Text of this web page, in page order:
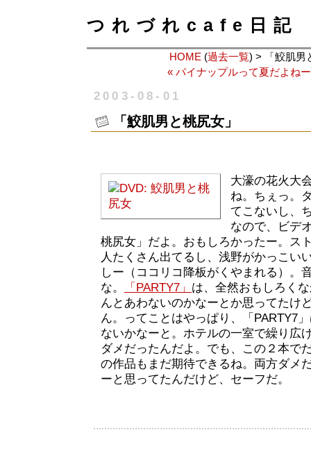
つれづれcafe日記
HOME (過去一覧) > 「鮫肌男
« パイナップルって夏だよね
2003-08-01
「鮫肌男と桃尻女」
大濠の花火大
ね。ちぇっ。
てこないし、
なので、ビデ
桃尻女」だよ。おもしろかったー。ス
人たくさん出てるし、浅野がかっこい
しー（ココリコ降板がくやまれる）。
な。
「PARTY7」 は、全然おもしろく
んとあわないのかなーとか思ってたけ
ん。ってことはやっぱり、「PARTY7
ないかなーと。ホテルの一室で繰り広
ダメだったんだよ。でも、この２本で
の作品もまだ期待できるね。両方ダメ
ーと思ってたんだけど、セーフだ。